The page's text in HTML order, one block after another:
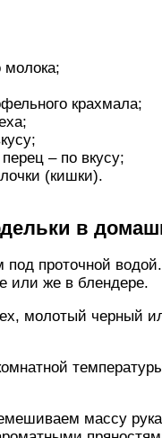
молока;
крахмала;
– по вкусу;
(кишки).
в
проточной
или же в блендере.
молотый черный
массу